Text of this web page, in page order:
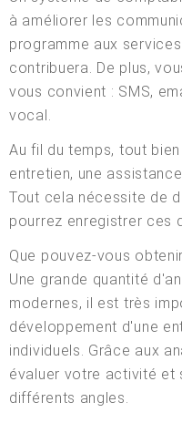
à améliorer les
programme aux
contribuera. De plus,
vous convient : SMS,
vocal.
Au fil du temps, tout
entretien, une
Tout cela nécessite de
pourrez enregistrer ces
Que pouvez-vous
Une grande quantité
modernes, il est très
développement d'une
individuels. Grâce aux
évaluer votre activité et
différents angles.